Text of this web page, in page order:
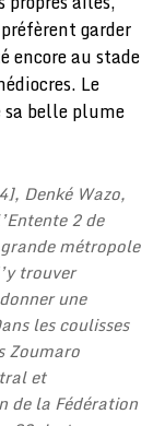
garder
encore au stade
Le
belle plume
Denké Wazo,
2 de
métropole
trouver
une
les coulisses
Zoumaro
et
la Fédération